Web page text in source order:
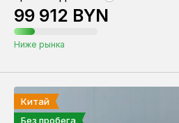
99 912 BYN
Ниже рынка
Китай
Без пробега